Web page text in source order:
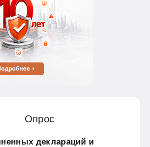
Опрос
деклараций и